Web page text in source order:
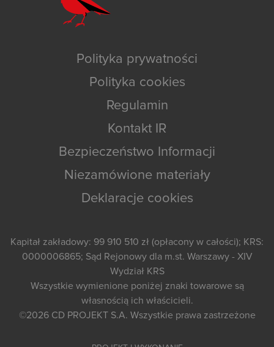
Polityka prywatności
Polityka cookies
Regulamin
Kontakt IR
Bezpieczeństwo Informacji
Niezamówione materiały
Deklaracje cookies
Kapitał zakładowy: 99 910 510 zł (opłacony w całości); KRS:
0000006865; Sąd Rejonowy dla m.st. Warszawy - XIV
Wydział KRS
Wszystkie wymienione poniżej znaki towarowe są
własnością ich właścicieli.
©2026 CD PROJEKT S.A. Wszystkie prawa zastrzeżone